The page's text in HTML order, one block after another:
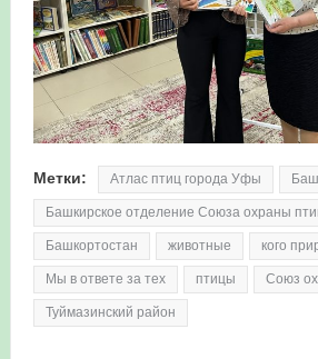
Метки: Атлас птиц города Уфы
Башкирское отделение Союза охраны
Башкортостан животные кого
Мы в ответе за тех птицы Союз
Туймазинский район